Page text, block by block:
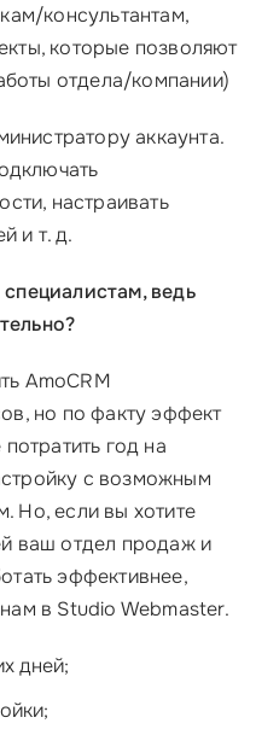
консультантам,
которые позволяют
отдела/компании)
аккаунта.
настраивать
и т. д.
ведь
AmoCRM
но по факту эффект
год на
с возможным
Но, если вы хотите
ваш отдел продаж и
эффективнее,
в Studio Webmaster.
дней;